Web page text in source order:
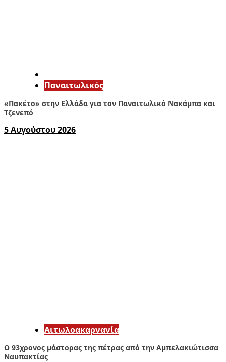
Παναιτωλικός
«Πακέτο» στην Ελλάδα για τον Παναιτωλικό Νακάμπα και
Τζενεπό
5 Αυγούστου 2026
Αιτωλοακαρνανία
Ο 93χρονος μάστορας της πέτρας από την Αμπελακιώτισσα
Ναυπακτίας